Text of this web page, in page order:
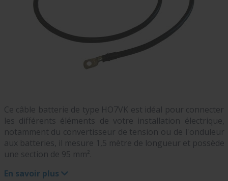
Ce câble batterie de type HO7VK est idéal pour connecter
les différents éléments de votre installation électrique,
notamment du convertisseur de tension ou de l'onduleur
aux batteries, il mesure 1,5 mètre de longueur et possède
une section de 95 mm².
En savoir plus